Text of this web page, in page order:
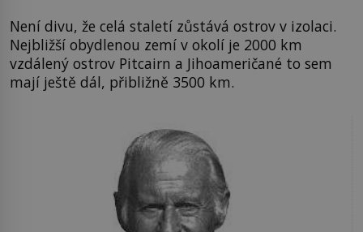
Není divu, že celá staletí zůstává ostrov v izolaci.
Nejbližší obydlenou zemí v okolí je 2000 km
vzdálený ostrov Pitcairn a Jihoameričané to sem
mají ještě dál, přibližně 3500 km.